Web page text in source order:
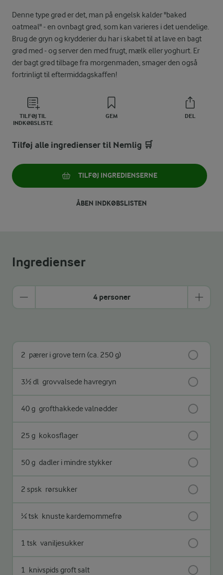
Denne type grød er det, man på engelsk kalder "baked
oatmeal" - en ovnbagt grød, som kan varieres i det uendelige.
Brug de gryn og krydderier du har i skabet til at lave en bagt
grød med - og server den med frugt, mælk eller yoghurt. Er
der bagt grød tilbage fra morgenmaden, smager den også
fortrinligt til eftermiddagskaffen!
TILFØJ TIL
INDKØBSLISTE
GEM DEL
Tilføj alle ingredienser til Nemlig 🛒
TILFØJ INGREDIENSERNE
ÅBEN INDKØBSLISTEN
Ingredienser
4 personer
2 pærer i grove tern (ca. 250 g)
3½ dl grovvalsede havregryn
40 g grofthakkede valnødder
25 g kokosflager
50 g dadler i mindre stykker
2 spsk rørsukker
¼ tsk knuste kardemommefrø
1 tsk vaniljesukker
1 knivspids groft salt